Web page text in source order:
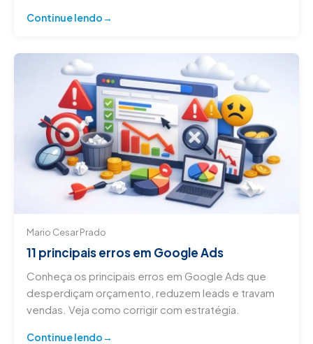
Continue lendo
Mario Cesar Prado
11 principais erros em Google Ads
Conheça os principais erros em Google Ads que
desperdiçam orçamento, reduzem leads e travam
vendas. Veja como corrigir com estratégia.
Continue lendo